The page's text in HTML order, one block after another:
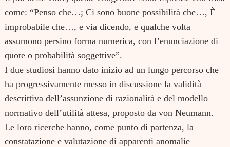
come: “Penso che…; Ci sono buone possibilità che…, È
improbabile che…, e via dicendo, e qualche volta
assumono persino forma numerica, con l’enunciazione di
quote o probabilità soggettive”.
I due studiosi hanno dato inizio ad un lungo percorso che
ha progressivamente messo in discussione la validità
descrittiva dell’assunzione di razionalità e del modello
normativo dell’utilità attesa, proposto da von Neumann.
Le loro ricerche hanno, come punto di partenza, la
constatazione e valutazione di apparenti anomalie